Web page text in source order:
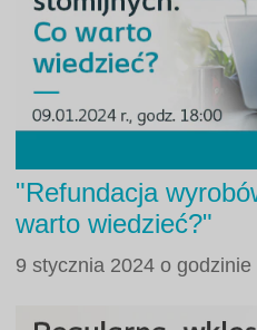
"Refundacja
warto wiedzieć?"
9 stycznia 2024 o godzinie